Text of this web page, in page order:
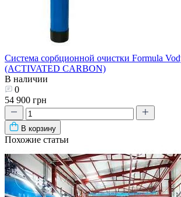
Система сорбционной очистки Formula
(ACTIVATED CARBON)
В наличии
0
54 900 грн
В корзину
Похожие статьи